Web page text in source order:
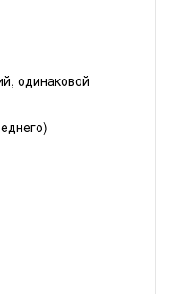
одинаковой